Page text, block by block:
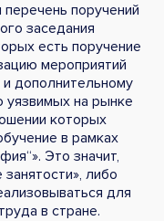
поручений
заседания
есть поручение
мероприятий
дополнительному
на рынке
которых
в рамках
Это значит,
либо
для
в стране.